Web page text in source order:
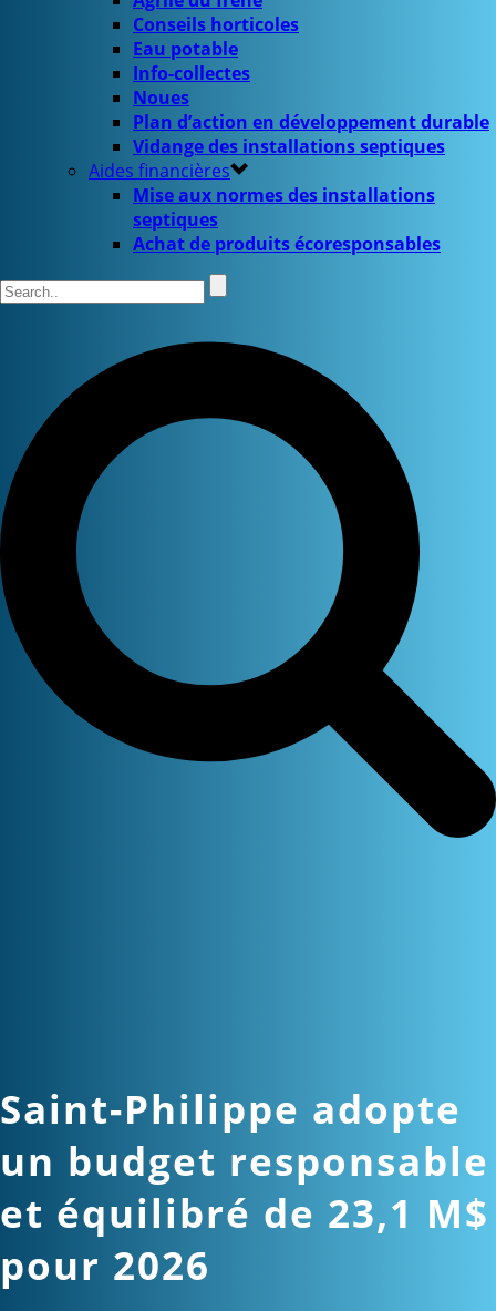
Conseils horticoles
Eau potable
Info-collectes
Noues
Plan d’action en développement durable
Vidange des installations septiques
Aides financières
Mise aux normes des installations
septiques
Achat de produits écoresponsables
Saint-Philippe adopte
un budget responsable
et équilibré de 23,1 M$
pour 2026